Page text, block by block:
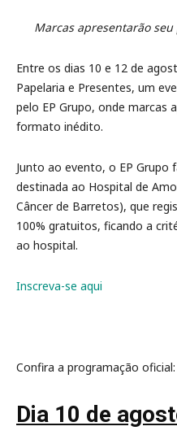
Marcas apresentarão
Entre os dias 10 e 12 de
Papelaria e Presentes, um
pelo EP Grupo, onde marcas
formato inédito.
Junto ao evento, o EP Grupo
destinada ao Hospital de
Câncer de Barretos), que
100% gratuitos, ficando a
ao hospital.
Inscreva-se aqui
Confira a programação oficial:
Dia 10 de